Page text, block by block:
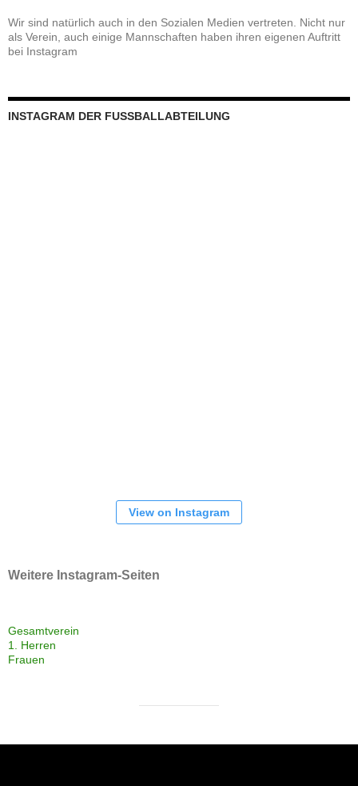
Wir sind natürlich auch in den Sozialen Medien vertreten. Nicht nur
als Verein, auch einige Mannschaften haben ihren eigenen Auftritt
bei Instagram
INSTAGRAM DER FUSSBALLABTEILUNG
View on Instagram
Weitere Instagram-Seiten
Gesamtverein
1. Herren
Frauen